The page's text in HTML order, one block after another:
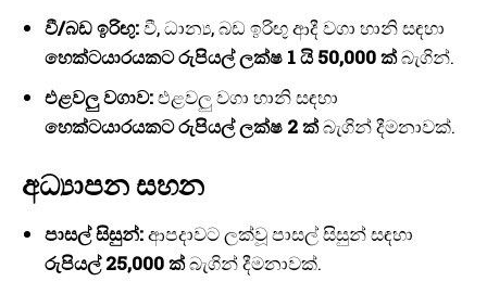
I WANT IN
I've read and accept thePrivacy Policy.
වී/බඩ ඉරිඟු:වී, ධාන්‍ය, බඩ ඉරිඟු ආදී වගා හානි සඳහා
හෙක්ටයාරයකට රුපියල් ලක්ෂ 1 යි 50,000 ක්බැගින්.
එළවලු වගාව:එළවලු වගා හානි සඳහා
හෙක්ටයාරයකට රුපියල් ලක්ෂ 2 ක්බැගින් දීමනාවක්.
අධ්‍යාපන සහන
පාසල් සිසුන්:ආපදාවට ලක්වූ පාසල් සිසුන් සඳහා
රුපියල් 25,000 ක්බැගින් දීමනාවක්.